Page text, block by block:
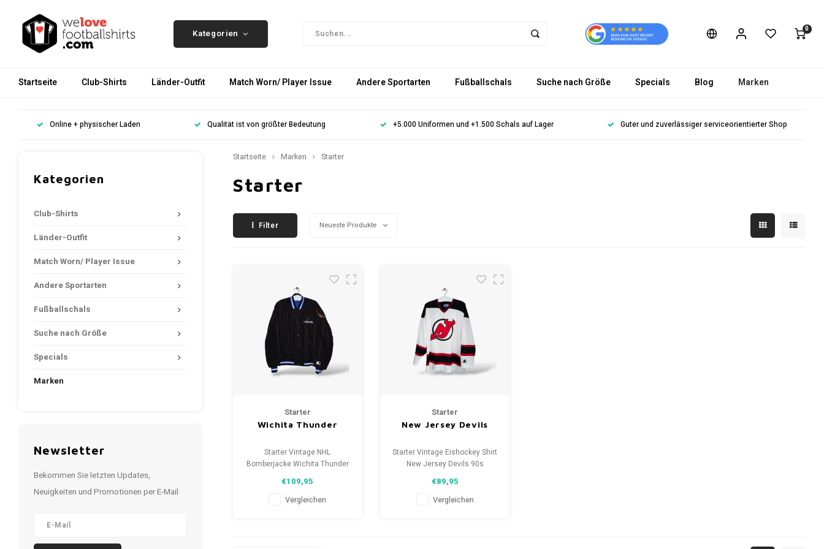
Kategorien 0
Startseite Club-Shirts Länder-Outfit Match Worn/ Player Issue Andere Sportarten Fußballschals Suche nach Größe Specials Blog Marken
Online + physischer Laden Qualität ist von größter Bedeutung +5.000 Uniformen und +1.500 Schals auf Lager Guter und zuverlässiger serviceorientierter Shop
Kategorien
Club-Shirts
Länder-Outfit
Match Worn/ Player Issue
Andere Sportarten
Fußballschals
Suche nach Größe
Specials
Marken
Newsletter
Bekommen Sie letzten Updates,
Neuigkeiten und Promotionen per E-Mail
Startseite Marken Starter
Starter
Filter Neueste Produkte
Starter
Wichita Thunder
Starter Vintage NHL
Bomberjacke Wichita Thunder
Größe: XL (Unisex)
Zustand: 9/10 (gebraucht)
€109,95
Vergleichen
Starter
New Jersey Devils
Starter Vintage Eishockey Shirt
New Jersey Devils 90s
Zustand: 9/10 (gebraucht)
€89,95
Vergleichen